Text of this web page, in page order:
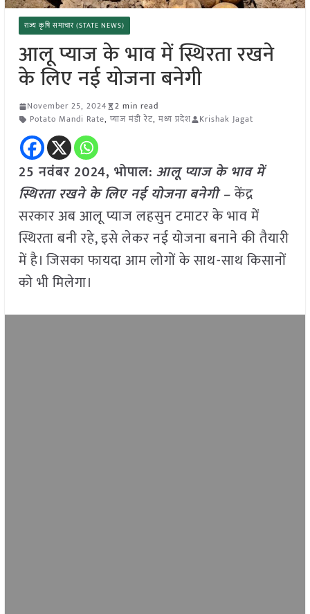
राज्य कृषि समाचार (STATE NEWS)
आलू प्याज के भाव में स्थिरता रखने
के लिए नई योजना बनेगी
November 25, 2024
2 min read
Potato Mandi Rate, प्याज मंडी रेट, मध्य प्रदेश Krishak Jagat
25 नवंबर 2024, भोपाल: आलू प्याज के भाव में
स्थिरता रखने के लिए नई योजना बनेगी –केंद्र
सरकार अब आलू प्याज लहसुन टमाटर के भाव में
स्थिरता बनी रहे, इसे लेकर नई योजना बनाने की तैयारी
में है। जिसका फायदा आम लोगों के साथ-साथ किसानों
को भी मिलेगा।